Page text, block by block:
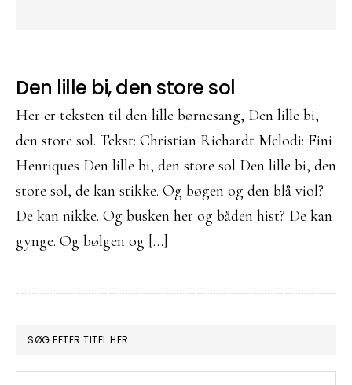
Den lille bi, den store sol
Her er teksten til den lille børnesang, Den lille bi,
den store sol. Tekst: Christian Richardt Melodi: Fini
Henriques Den lille bi, den store sol Den lille bi, den
store sol, de kan stikke. Og bøgen og den blå viol?
De kan nikke. Og busken her og båden hist? De kan
gynge. Og bølgen og […]
PRIMÆR
SIDEBAR
SØG EFTER TITEL HER